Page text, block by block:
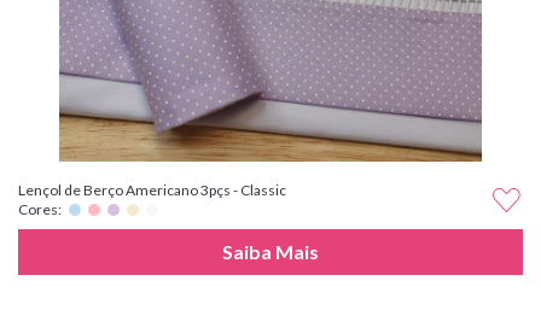
Lençol de Berço Americano 3pçs - Classic
Cores:
Saiba Mais